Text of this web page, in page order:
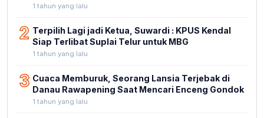
1 tahun yang lalu
2 Terpilih Lagi jadi Ketua, Suwardi : KPUS Kendal
Siap Terlibat Suplai Telur untuk MBG
1 tahun yang lalu
3 Cuaca Memburuk, Seorang Lansia Terjebak di
Danau Rawapening Saat Mencari Enceng Gondok
1 tahun yang lalu